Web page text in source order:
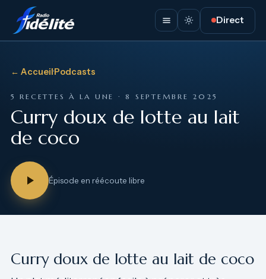
Direct
← Accueil·Podcasts
5 RECETTES À LA UNE · 8 SEPTEMBRE 2025
Curry doux de lotte au lait
de coco
Épisode en réécoute libre
Curry doux de lotte au lait de coco